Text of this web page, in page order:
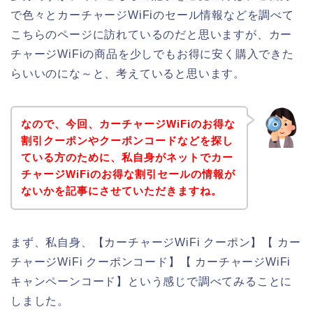
で色々とカーチャージWiFiのセール情報などを調べて
こちらのページに訪れているのだと思いますが、カー
チャージWiFiの商品を少しでもお得に安く購入できた
らいいのにな～と、考えていると思います。
なので、今回、カーチャージWiFiのお得な
割引クーポンやクーポンコードなどを探し
ている方のために、私自身がネットでカー
チャージWiFiのお得な割引セールの情報が
ないかを記事にさせていただきますね。
まず、私自身、【カーチャージWiFi クーポン】【 カー
チャージWiFi クーポンコード】【 カーチャージWiFi
キャンペーンコード】という感じで調べてみることに
しました。